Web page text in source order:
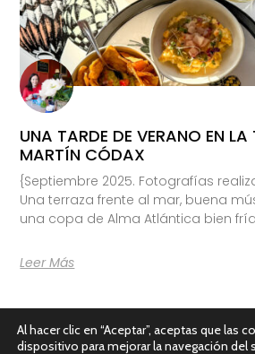
UNA TARDE DE VERANO EN LA
MARTÍN CÓDAX
{Septiembre 2025. Fotografías
Una terraza frente al mar, buena
una copa de Alma Atlántica bien
Leer Más
Al hacer clic en “Aceptar”, aceptas que las
dispositivo para mejorar la navegación del